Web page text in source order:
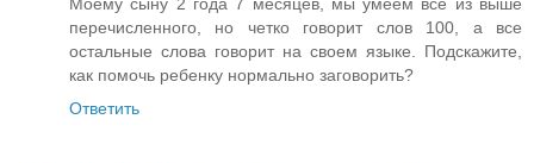
Моему сыну 2 года 7 месяцев, мы умеем все из выше
перечисленного, но четко говорит слов 100, а все
остальные слова говорит на своем языке. Подскажите,
как помочь ребенку нормально заговорить?
Ответить